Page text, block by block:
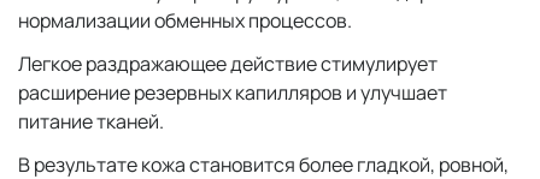
нормализации обменных процессов.
Легкое раздражающее действие стимулирует
расширение резервных капилляров и улучшает
питание тканей.
В результате кожа становится более гладкой, ровной,